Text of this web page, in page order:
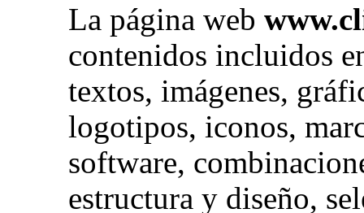
La página web
contenidos incluidos
textos, imágenes,
logotipos, iconos,
software,
estructura y diseño,